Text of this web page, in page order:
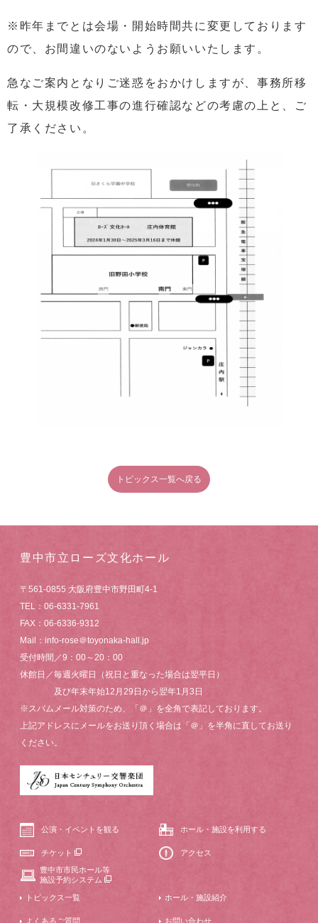
※昨年までとは会場・開始時間共に変更しております
ので、お間違いのないようお願いいたします。
急なご案内となりご迷惑をおかけしますが、事務所移
転・大規模改修工事の進行確認などの考慮の上と、ご
了承ください。
トピックス一覧へ戻る
豊中市立ローズ文化ホール
〒561-0855 大阪府豊中市野田町4-1
TEL：06-6331-7961
FAX：06-6336-9312
Mail：info-rose＠toyonaka-hall.jp
受付時間／9：00～20：00
休館日／毎週火曜日（祝日と重なった場合は翌平日）
及び年末年始12月29日から翌年1月3日
※スパムメール対策のため、「＠」を全角で表記しております。
上記アドレスにメールをお送り頂く場合は「＠」を半角に直してお送り
ください。
公演・イベントを観る ホール・施設を利用する
チケット
アクセス
豊中市市民ホール等
施設予約システム
トピックス一覧 ホール・施設紹介
よくあるご質問 お問い合わせ